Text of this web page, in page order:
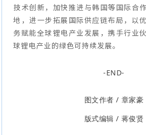
技术创新，加快推进与韩国等国际合
地，进一步拓展国际供应链布局，以
务赋能全球锂电产业发展，携手行业
球锂电产业的绿色可持续发展。
-END-
图文作者 / 章家豪
版式编辑 / 蒋俊贤